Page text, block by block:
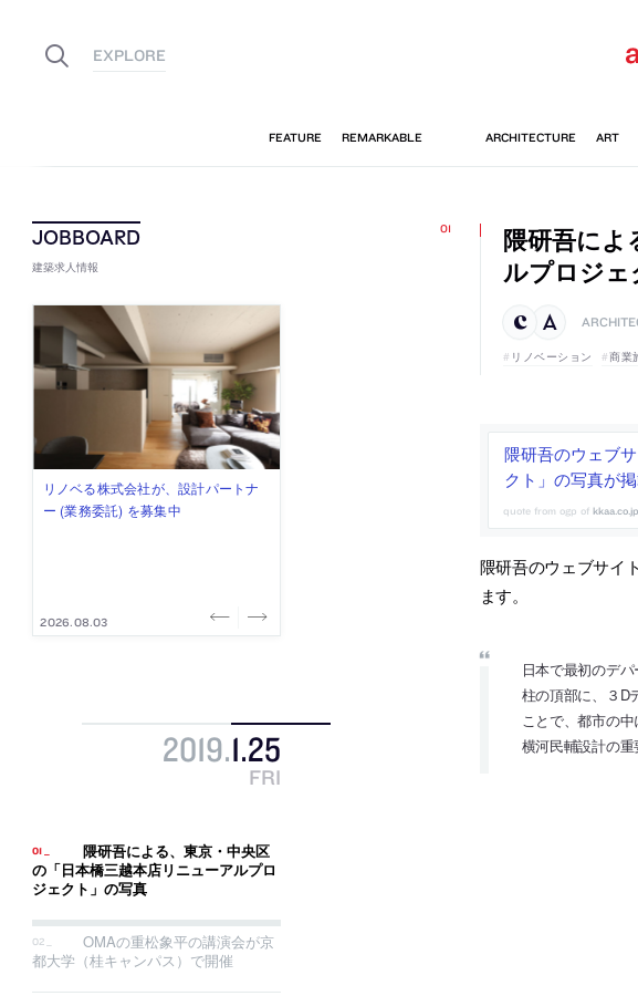
建築求人情報
佐々木慧が主宰する「axonometric株
式会社」が、設計スタッフ（経験
2026.08.07
古民家を軸に全国で“価値循環の仕組
み”を作り、リモートワーク主体の働
2026.08.03
リノベる株式会社が、設計パートナ
ー (業務委託) を募集中
2026.08.03
社会への影響力のある建築を手掛
け、スタッフ同士で助け合う環境づ
2026.07.31
代官山を拠点に活動する「梅澤竜也 /
ALA INC.」が、設計スタッフ・アル
2026.07.30
2019.1.25
FRI
隈研吾による、東京・中央区
の「日本橋三越本店リニューアルプロ
ジェクト」の写真
OMAの重松象平の講演会が京
都大学（桂キャンパス）で開催
隈研吾によ
ルプロジェ
リノベーション 商業
隈研吾のウェブ
クト」の写真が
kkaa.co.jp
隈研吾のウェブサイ
ます。
日本で最初のデ
柱の頂部に、３D
ことで、都市の
横河民輔設計の